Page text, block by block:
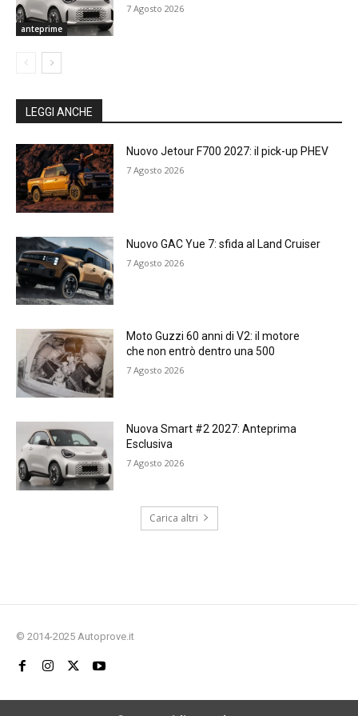
anteprime
7 Agosto 2026
LEGGI ANCHE
Nuovo Jetour F700 2027: il pick-up PHEV
7 Agosto 2026
Nuovo GAC Yue 7: sfida al Land Cruiser
7 Agosto 2026
Moto Guzzi 60 anni di V2: il motore
che non entrò dentro una 500
7 Agosto 2026
Nuova Smart #2 2027: Anteprima
Esclusiva
7 Agosto 2026
Carica altri
© 2014-2025 Autoprove.it